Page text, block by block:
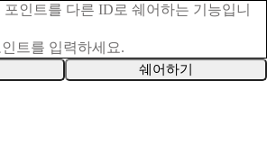
인트를 다른 ID로 쉐어하는 기능입니
트를 입력하세요.
쉐어하기